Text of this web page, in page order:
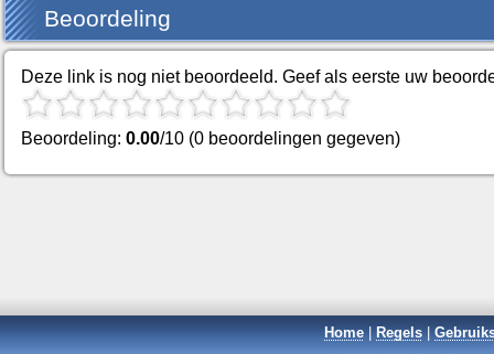
Beoordeling
Deze link is nog niet beoordeeld. Geef als eerste uw
Beoordeling: 0.00/10 (0 beoordelingen gegeven)
Home|Regels|